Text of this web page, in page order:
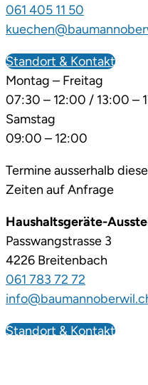
061 405 11 50
Standort & Kontakt
Montag – Freitag
07:30 – 12:00 / 13:00 –
Samstag
09:00 – 12:00
Termine ausserhalb
Zeiten auf Anfrage
Haushaltsgeräte-
Passwangstrasse 3
4226 Breitenbach
061 783 72 72
Standort & Kontakt